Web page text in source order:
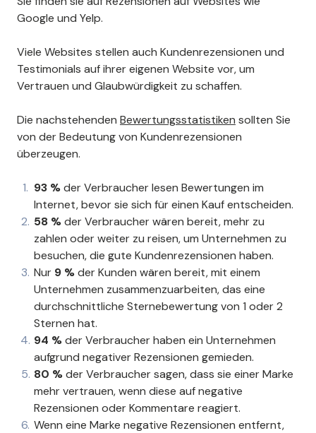
Google und Yelp.
Viele Websites stellen auch Kundenrezensionen und
Testimonials auf ihrer eigenen Website vor, um
Vertrauen und Glaubwürdigkeit zu schaffen.
Die nachstehenden Bewertungsstatistiken sollten Sie
von der Bedeutung von Kundenrezensionen
überzeugen.
93 %der Verbraucher lesen Bewertungen im
Internet, bevor sie sich für einen Kauf entscheiden.
58 %der Verbraucher wären bereit, mehr zu
zahlen oder weiter zu reisen, um Unternehmen zu
besuchen, die gute Kundenrezensionen haben.
Nur 9 %der Kunden wären bereit, mit einem
Unternehmen zusammenzuarbeiten, das eine
durchschnittliche Sternebewertung von 1 oder 2
Sternen hat.
94 %der Verbraucher haben ein Unternehmen
aufgrund negativer Rezensionen gemieden.
80 %der Verbraucher sagen, dass sie einer Marke
mehr vertrauen, wenn diese auf negative
Rezensionen oder Kommentare reagiert.
Wenn eine Marke negative Rezensionen entfernt,